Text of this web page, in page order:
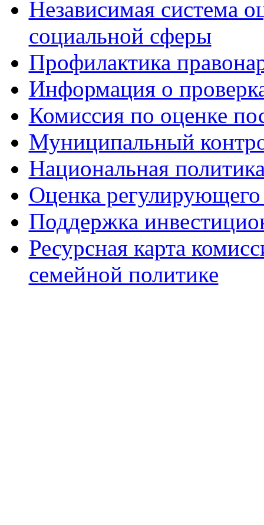
Независимая система
социальной сферы
Профилактика
Информация о
Комиссия по оценке
Муниципальный
Национальная
Оценка регулирующего
Поддержка
Ресурсная карта
семейной политике